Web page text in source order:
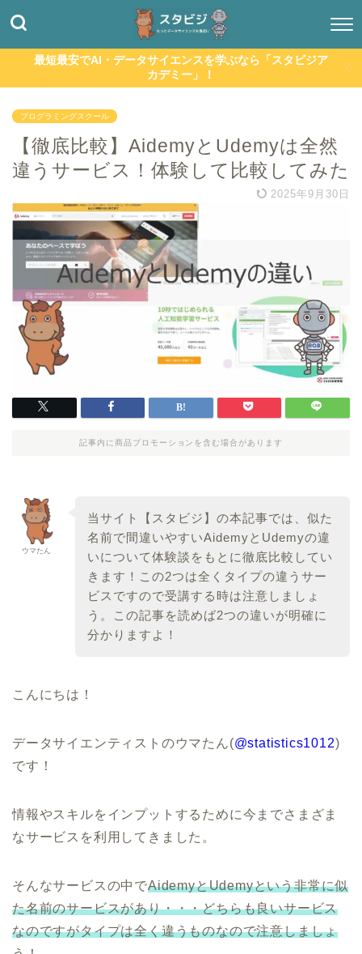
最短最安でAI・データサイエンスを学ぶなら「スタビジア
カデミー」！
プログラミングスクール
【徹底比較】AidemyとUdemyは全然
違うサービス！体験して比較してみた
2025年9月30日
記事内に商品プロモーションを含む場合があります
ウマたん
当サイト【スタビジ】の本記事では、似た
名前で間違いやすいAidemyとUdemyの違
いについて体験談をもとに徹底比較してい
きます！この2つは全くタイプの違うサー
ビスですので受講する時は注意しましょ
う。この記事を読めば2つの違いが明確に
分かりますよ！
こんにちは！
データサイエンティストのウマたん(@statistics1012)
です！
情報やスキルをインプットするために今までさまざま
なサービスを利用してきました。
そんなサービスの中でAidemyとUdemyという非常に似
た名前のサービスがあり・・・どちらも良いサービス
なのですがタイプは全く違うものなので注意しましょ